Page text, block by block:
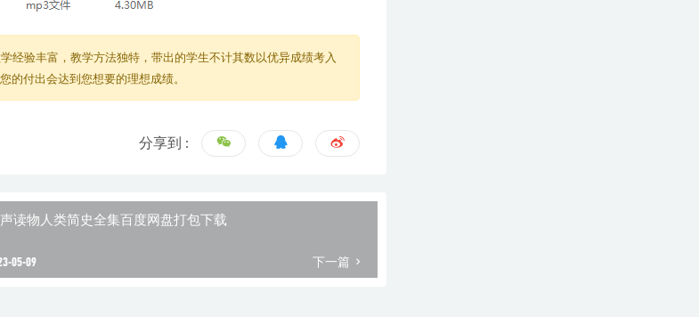
经验丰富，教学方法独特，带出的学生不计其数以优异成绩考入
的付出会达到您想要的理想成绩。
分享到 :
读物人类简史全集百度网盘打包下载
05-09 下一篇